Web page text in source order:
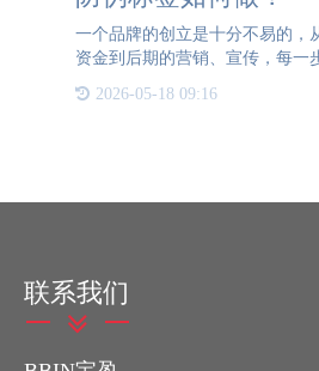
一个品牌的创立是十分不易的，
资金到后期的营销、宣传，每一
品牌，开始考虑使用防伪标签和
2026-05-18 09:16
联系我们